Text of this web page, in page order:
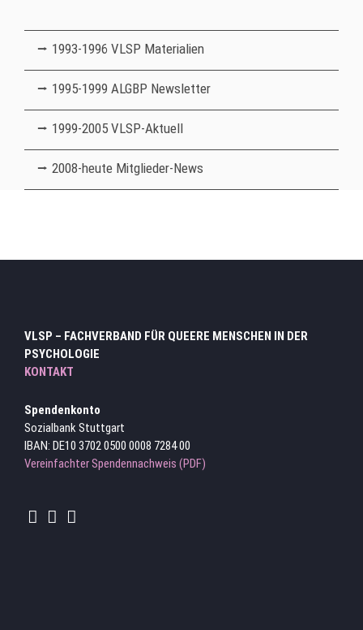
Mitglieder Verteiler Ebene 2
1993-1996 VLSP Materialien
1995-1999 ALGBP Newsletter
1999-2005 VLSP-Aktuell
2008-heute Mitglieder-News
VLSP – FACHVERBAND FÜR QUEERE MENSCHEN IN DER
PSYCHOLOGIE
KONTAKT
Spendenkonto
Sozialbank Stuttgart
IBAN: DE10 3702 0500 0008 7284 00
Vereinfachter Spendennachweis (PDF)